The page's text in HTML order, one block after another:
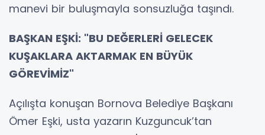
manevi bir buluşmayla sonsuzluğa taşındı.
BAŞKAN EŞKİ: "BU DEĞERLERİ GELECEK
KUŞAKLARA AKTARMAK EN BÜYÜK
GÖREVİMİZ"
Açılışta konuşan Bornova Belediye Başkanı
Ömer Eşki, usta yazarın Kuzguncuk’tan